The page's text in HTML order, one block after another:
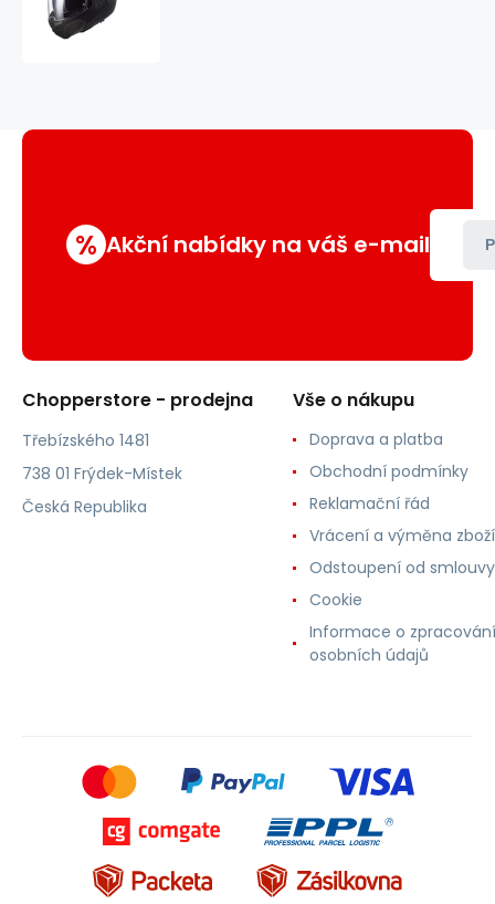
% Akční nabídky na váš e-mail
Chopperstore - prodejna
Třebízského 1481
738 01 Frýdek-Místek
Česká Republika
Vše o nákupu
Doprava a platba
Obchodní podmínky
Reklamační řád
Vrácení a výměna zboží
Odstoupení od smlouvy
Cookie
Informace o zpracování
osobních údajů